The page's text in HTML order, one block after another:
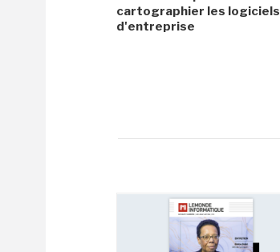
cartographier les logiciels
d'entreprise